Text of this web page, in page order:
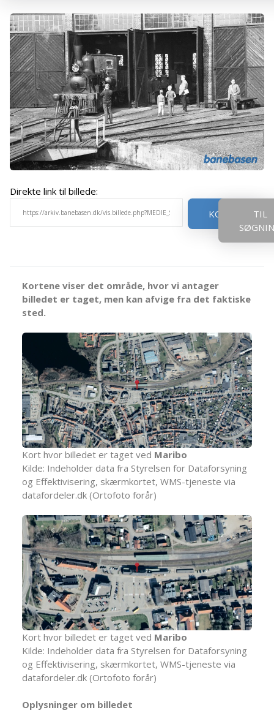
Direkte link til billede:
KOPIER
TIL
Kortene viser det område, hvor vi antager
billedet er taget, men kan afvige fra det faktiske
sted.
Kort hvor billedet er taget ved Maribo
Kilde: Indeholder data fra Styrelsen for Dataforsyning
og Effektivisering, skærmkortet, WMS-tjeneste via
datafordeler.dk (Ortofoto forår)
Kort hvor billedet er taget ved Maribo
Kilde: Indeholder data fra Styrelsen for Dataforsyning
og Effektivisering, skærmkortet, WMS-tjeneste via
datafordeler.dk (Ortofoto forår)
Oplysninger om billedet